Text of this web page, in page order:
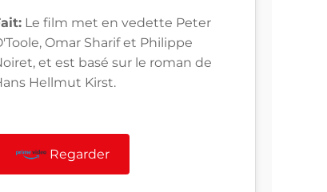
Le film met en vedette Peter
Omar Sharif et Philippe
et est basé sur le roman de
Hellmut Kirst.
Regarder